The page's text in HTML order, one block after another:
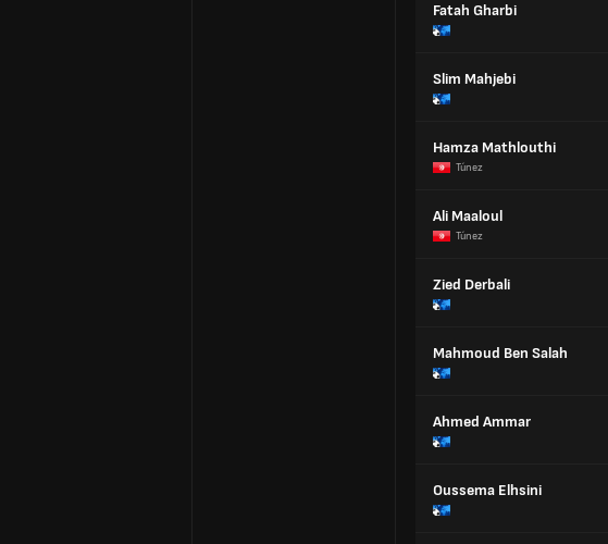
Fatah Gharbi
Slim Mahjebi
Hamza Mathlouthi
Túnez
Ali Maaloul
Túnez
Zied Derbali
Mahmoud Ben Salah
Ahmed Ammar
Oussema Elhsini